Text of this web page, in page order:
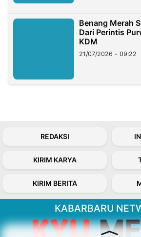
Benang Merah
Dari Perintis
KDM
21/07/2026 - 09:22
REDAKSI
KIRIM KARYA
KIRIM BERITA
KABARBARU